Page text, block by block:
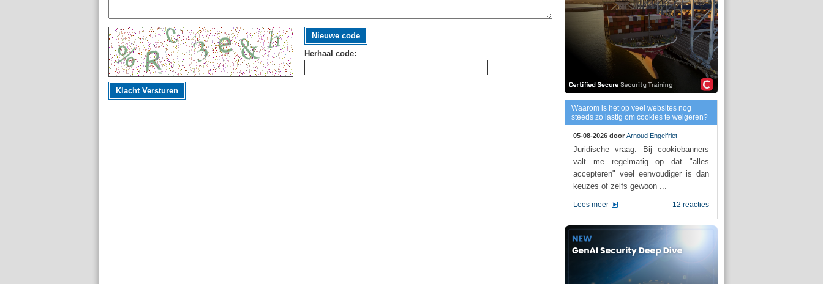
Nieuwe code
Herhaal code:
Klacht Versturen
Waarom is het op veel websites nog
steeds zo lastig om cookies te weigeren?
05-08-2026 door Arnoud Engelfriet
Juridische vraag: Bij cookiebanners
valt me regelmatig op dat "alles
accepteren" veel eenvoudiger is dan
keuzes of zelfs gewoon ...
12 reacties
Lees meer